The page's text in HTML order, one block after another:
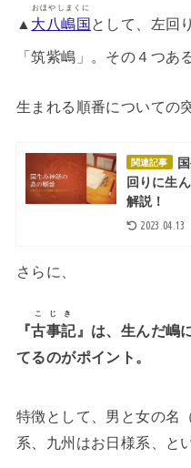
▲ 大八嶋国
おほやしまくに
として、左回
「筑紫嶋」。その４つあ
生まれる順番についての
関連記事
回りに生
解説！
2023.04.13
さらに、
『古事記
こじき
』は、生んだ嶋
てるのがポイント。
特徴として、男と女の名
系、九州はお日様系、と